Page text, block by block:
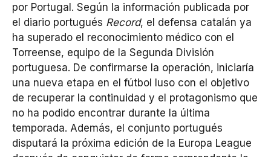
por Portugal. Según la información publicada por
el diario portugués Record, el defensa catalán ya
ha superado el reconocimiento médico con el
Torreense, equipo de la Segunda División
portuguesa. De confirmarse la operación, iniciaría
una nueva etapa en el fútbol luso con el objetivo
de recuperar la continuidad y el protagonismo que
no ha podido encontrar durante la última
temporada. Además, el conjunto portugués
disputará la próxima edición de la Europa League